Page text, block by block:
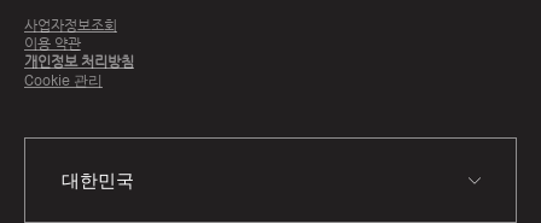
사업자정보조회
이용 약관
개인정보 처리방침
Cookie 관리